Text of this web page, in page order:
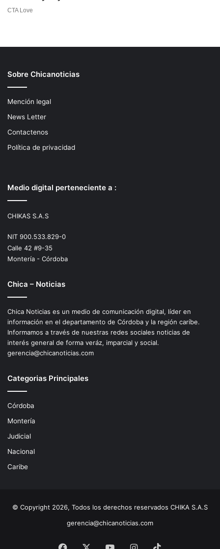
Sobre Chicanoticias
Mención legal
News Letter
Contactenos
Política de privacidad
Medio digital perteneciente a :
CHIKAS S.A.S
NIT 900.533.829-0
Calle 42 #9-35
Montería - Córdoba
Chica – Noticias
Chica Noticias es un medio de comunicación digital, líder en
información en el departamento de Córdoba y la región caríbe.
Informamos a través de nuestras redes sociales noticias de
interés general de forma veráz, imparcial y social.
gerencia@chicanoticias.com
Categorias Principales
Córdoba
Montería
Judicial
Nacional
Caribe
© Copyright 2026, Todos los derechos reservados CHIKA S.A.S
gerencia@chicanoticias.com